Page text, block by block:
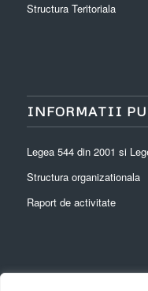
Structura Teritoriala
INFORMATII
Legea 544 din 2001 si
Structura organizationala
Raport de activitate